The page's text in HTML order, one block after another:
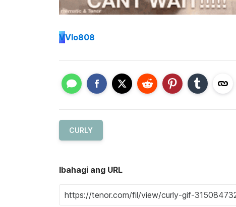
VVlo808
CURLY
Ibahagi ang URL